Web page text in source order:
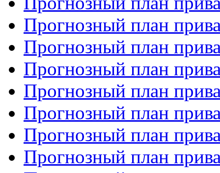
Прогнозный план
Прогнозный план
Прогнозный план
Прогнозный план
Прогнозный план
Прогнозный план
Прогнозный план